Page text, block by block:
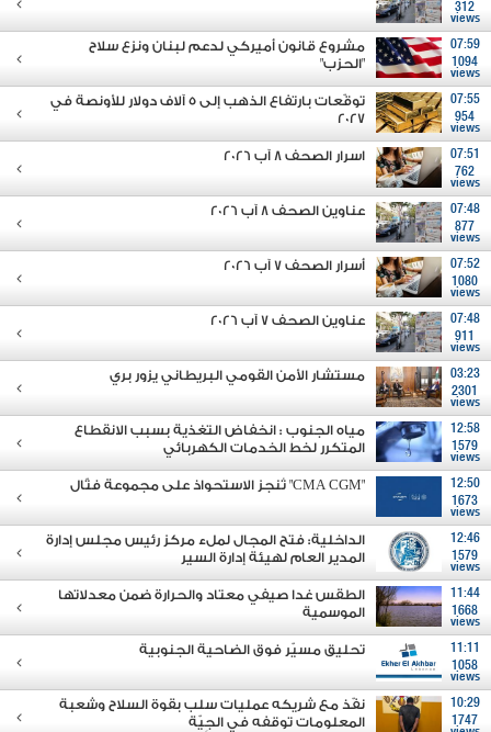
312
views
07:59
1094
views
مشروع قانون أميركي لدعم لبنان ونزع سلاح
"الحزب"
07:55
954
views
توقّعات بارتفاع الذهب إلى 5 آلاف دولار للأونصة في
2027
07:51
762
views
اسرار الصحف 8 آب 2026
07:48
877
views
عناوين الصحف 8 آب 2026
07:52
1080
views
أسرار الصحف 7 آب 2026
07:48
911
views
عناوين الصحف 7 آب 2026
03:23
2301
views
مستشار الأمن القومي البريطاني يزور بري
12:58
1579
views
مياه الجنوب : انخفاض التغذية بسبب الانقطاع
المتكرر لخط الخدمات الكهربائي
12:50
1673
views
"CMA CGM" تُنجز الاستحواذ على مجموعة فتّال
12:46
1579
views
الداخلية: فتح المجال لملء مركز رئيس مجلس إدارة
المدير العام لهيئة إدارة السير
11:44
1668
views
الطقس غدا صيفي معتاد والحرارة ضمن معدلاتها
الموسمية
11:11
1058
views
تحليق مسيّر فوق الضاحية الجنوبية
10:29
1747
نفّذ مع شريكه عمليات سلب بقوة السلاح وشعبة
المعلومات توقفه في الجِيّة